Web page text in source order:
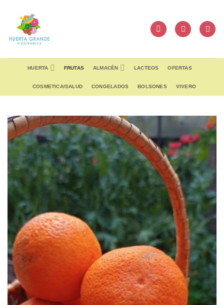
content
HUERTA FRUTAS ALMACÉN LACTEOS OFERTAS
COSMETICA/SALUD CONGELADOS BOLSONES VIVERO